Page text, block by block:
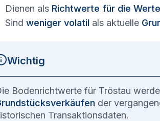
Dienen als Richtwerte für die
Sind weniger volatil als aktuelle
Wichtig
Bodenrichtwerte für Tröstau
der
Transaktionsdaten.